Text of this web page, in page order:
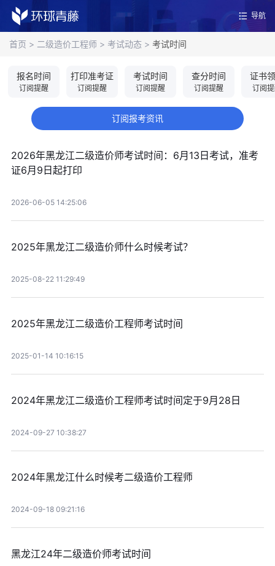
导航
首页 > 二级造价工程师 > 考试动态 > 考试时间
报名时间
订阅提醒
打印准考证
订阅提醒
考试时间
订阅提醒
查分时间
订阅提醒
证书
订阅
订阅报考资讯
2026年黑龙江二级造价师考试时间：6月13日考试，准考
证6月9日起打印
2026-06-05 14:25:06
2025年黑龙江二级造价师什么时候考试？
2025-08-22 11:29:49
2025年黑龙江二级造价工程师考试时间
2025-01-14 10:16:15
2024年黑龙江二级造价工程师考试时间定于9月28日
2024-09-27 10:38:27
2024年黑龙江什么时候考二级造价工程师
2024-09-18 09:21:16
黑龙江24年二级造价师考试时间